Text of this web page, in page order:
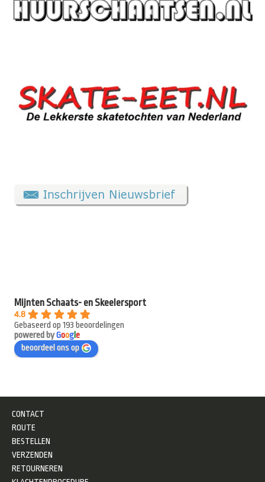
Mijnten Schaats- en Skeelersport
4.8
Gebaseerd op 193 beoordelingen
powered byGooge
beoordeel ons op
CONTACT
ROUTE
BESTELLEN
VERZENDEN
RETOURNEREN